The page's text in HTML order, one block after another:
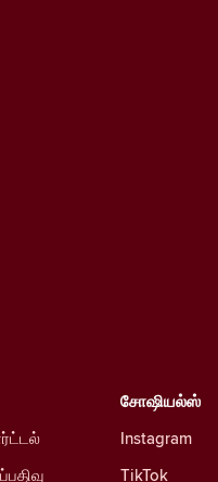
சோஷியல்ஸ்
Instagram
TikTok